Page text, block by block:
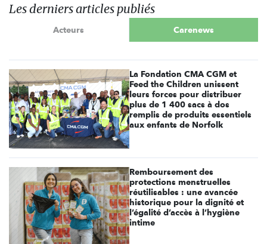
Les derniers articles publiés
Acteurs Carenews
La Fondation CMA CGM et
Feed the Children unissent
leurs forces pour distribuer
plus de 1 400 sacs à dos
remplis de produits essentiels
aux enfants de Norfolk
Remboursement des
protections menstruelles
réutilisables : une avancée
historique pour la dignité et
l’égalité d’accès à l’hygiène
intime